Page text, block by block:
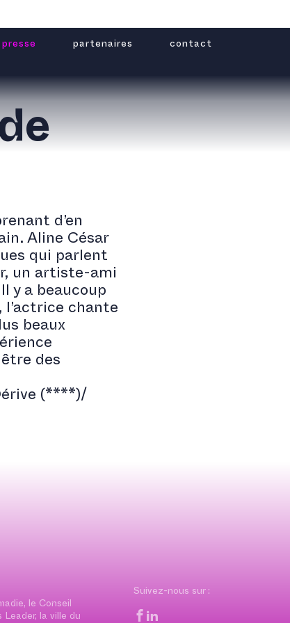
presse partenaires contact
d’en
Aline César
qui parlent
un artiste-ami
y a beaucoup
l’actrice chante
beaux
des
(****)/
le Conseil
Leader, la ville du
Suivez-nous sur :